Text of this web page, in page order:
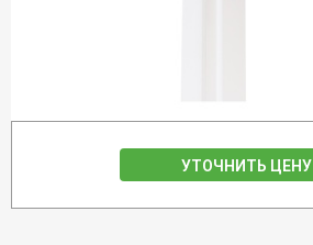
УТОЧНИТЬ ЦЕНУ